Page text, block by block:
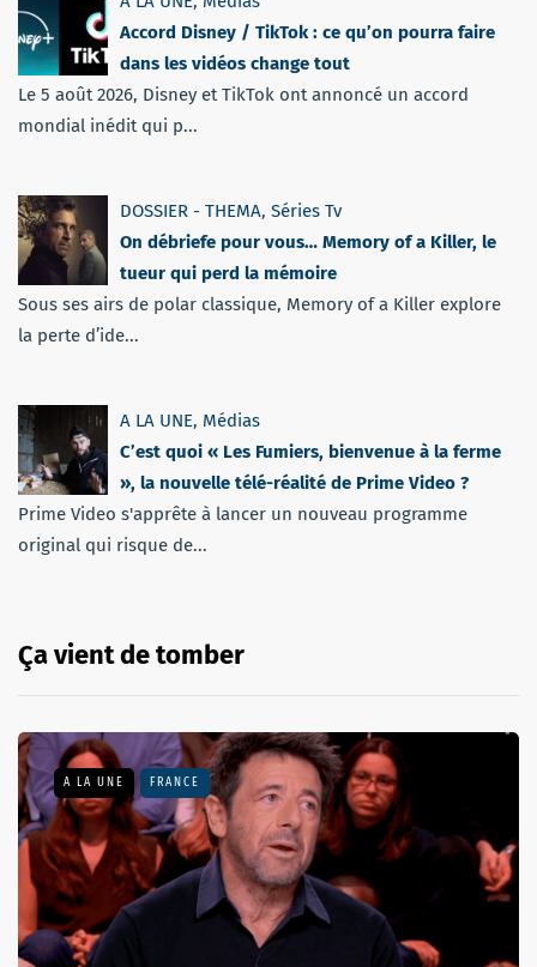
Accord Disney / TikTok : ce qu’on pourra faire
dans les vidéos change tout
Le 5 août 2026, Disney et TikTok ont annoncé un accord
mondial inédit qui p...
DOSSIER - THEMA, Séries Tv
On débriefe pour vous… Memory of a Killer, le
tueur qui perd la mémoire
Sous ses airs de polar classique, Memory of a Killer explore
la perte d’ide...
A LA UNE, Médias
C’est quoi « Les Fumiers, bienvenue à la ferme
», la nouvelle télé-réalité de Prime Video ?
Prime Video s'apprête à lancer un nouveau programme
original qui risque de...
Ça vient de tomber
A LA UNE FRANCE